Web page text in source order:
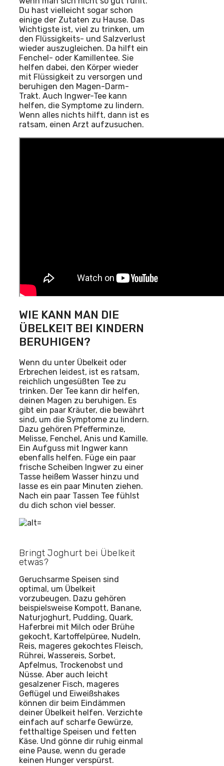
Du hast vielleicht sogar schon
einige der Zutaten zu Hause. Das
Wichtigste ist, viel zu trinken, um
den Flüssigkeits- und Salzverlust
wieder auszugleichen. Da hilft ein
Fenchel- oder Kamillentee. Sie
helfen dabei, den Körper wieder
mit Flüssigkeit zu versorgen und
beruhigen den Magen-Darm-
Trakt. Auch Ingwer-Tee kann
helfen, die Symptome zu lindern.
Wenn alles nichts hilft, dann ist es
ratsam, einen Arzt aufzusuchen.
WIE KANN MAN DIE
ÜBELKEIT BEI KINDERN
BERUHIGEN?
Wenn du unter Übelkeit oder
Erbrechen leidest, ist es ratsam,
reichlich ungesüßten Tee zu
trinken. Der Tee kann dir helfen,
deinen Magen zu beruhigen. Es
gibt ein paar Kräuter, die bewährt
sind, um die Symptome zu lindern.
Dazu gehören Pfefferminze,
Melisse, Fenchel, Anis und Kamille.
Ein Aufguss mit Ingwer kann
ebenfalls helfen. Füge ein paar
frische Scheiben Ingwer zu einer
Tasse heißem Wasser hinzu und
lasse es ein paar Minuten ziehen.
Nach ein paar Tassen Tee fühlst
du dich schon viel besser.
Bringt Joghurt bei Übelkeit
etwas?
Geruchsarme Speisen sind
optimal, um Übelkeit
vorzubeugen. Dazu gehören
beispielsweise Kompott, Banane,
Naturjoghurt, Pudding, Quark,
Haferbrei mit Milch oder Brühe
gekocht, Kartoffelpüree, Nudeln,
Reis, mageres gekochtes Fleisch,
Rührei, Wassereis, Sorbet,
Apfelmus, Trockenobst und
Nüsse. Aber auch leicht
gesalzener Fisch, mageres
Geflügel und Eiweißshakes
können dir beim Eindämmen
deiner Übelkeit helfen. Verzichte
einfach auf scharfe Gewürze,
fetthaltige Speisen und fetten
Käse. Und gönne dir ruhig einmal
eine Pause, wenn du gerade
keinen Hunger verspürst.